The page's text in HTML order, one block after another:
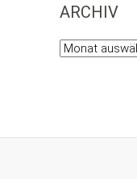
ARCHIV
Archiv